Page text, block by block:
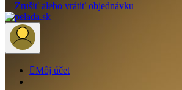
Zrušiť alebo vrátiť objednávku
Môj účet